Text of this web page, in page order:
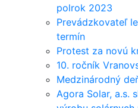
polrok 2023
Prevádzkovateľ
termín
Protest za novú
10. ročník
Medzinárodný
Agora Solar, a.s.